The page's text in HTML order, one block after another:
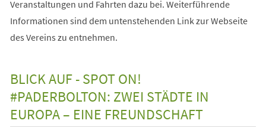
Veranstaltungen und Fahrten dazu bei. Weiterführende
Informationen sind dem untenstehenden Link zur Webseite
des Vereins zu entnehmen.
BLICK AUF - SPOT ON!
#PADERBOLTON: ZWEI STÄDTE IN
EUROPA – EINE FREUNDSCHAFT